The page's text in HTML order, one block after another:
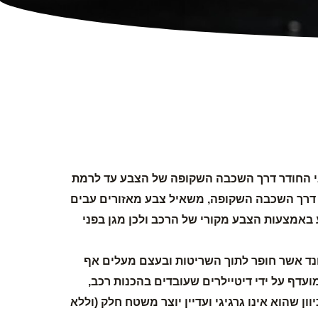
החודר דרך השכבה השקופה של הצבע עד לרמת
השכבה השקופה, משאיל צבע מאזורים עבים
הצבע מקורי של הרכב ולכן מגן בפני
אשר חופר לתוך השריטות ובעצם מעלים אף
על ידי דיטיילרים שעובדים בהכנות רכב,
שהוא אינו גרגיגי ועדיין יוצר משטח חלק (וללא